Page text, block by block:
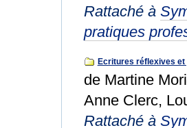
Rattaché à
pratiques
Ecritures réflexives et
de Martine
Anne Clerc,
Rattaché à